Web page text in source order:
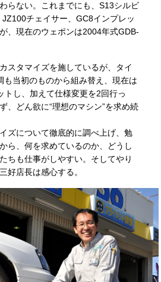
らない。これまでにも、S13シルビ
チェイサー、GC8インプレッ
、現在のウェポンは2004年式GDB-
スタマイズを施しているが、タイ
も当初のものから組み替え、現在は
トし、加えて仕様変更を2回行っ
、どん欲に“理想のマシン”を求め続
ズについて徹底的に調べ上げ、勉
ら、何を求めているのか、どうし
ちも仕事がしやすい。そしてやり
好店長は感心する。